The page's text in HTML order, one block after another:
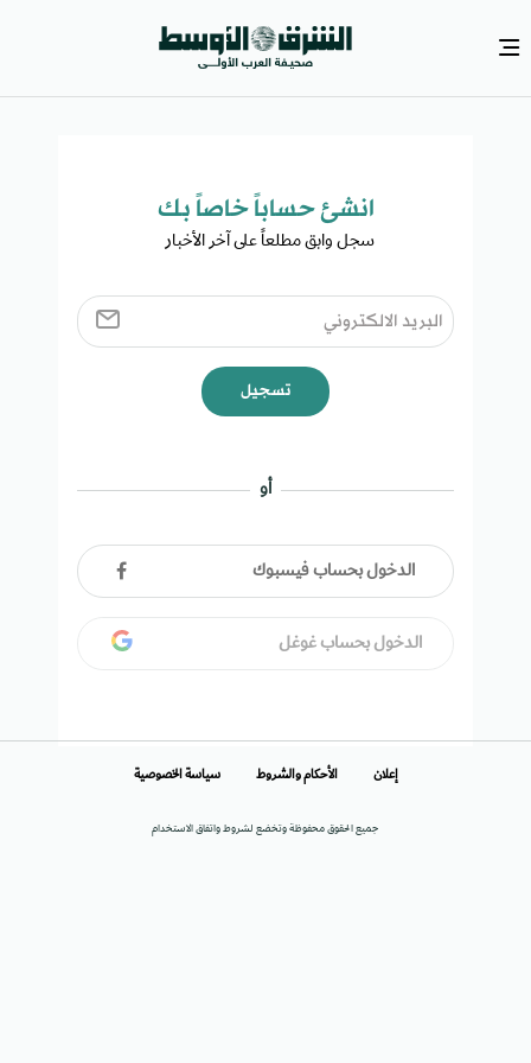
انشئ حساباً خاصاً بك​
سجل وابق مطلعاً على آخر الأخبار ​
تسجيل
أو
الدخول بحساب فيسبوك
الدخول بحساب غوغل
جميع الحقوق محفوظة وتخضع لشروط واتفاق الاستخدام
إعلان الأحكام والشروط سياسة الخصوصية